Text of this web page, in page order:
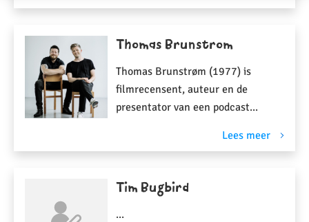
Thomas Brunstrom
Thomas Brunstrøm (1977) is
filmrecensent, auteur en de
presentator van een podcast...
Lees meer
Tim Bugbird
...